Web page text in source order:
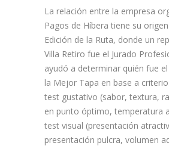
La relación entre la empresa
Pagos de Híbera tiene su
Edición de la Ruta, donde un
Villa Retiro fue el Jurado
ayudó a determinar quién fue
la Mejor Tapa en base a
test gustativo (sabor, textura,
en punto óptimo, temperatura
test visual (presentación
presentación pulcra, volumen